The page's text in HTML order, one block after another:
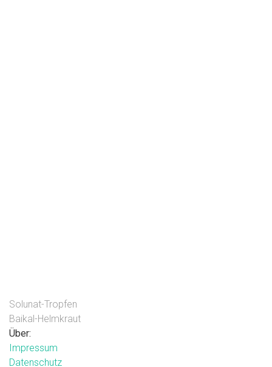
Solunat-Tropfen
Baikal-Helmkraut
Über:
Impressum
Datenschutz